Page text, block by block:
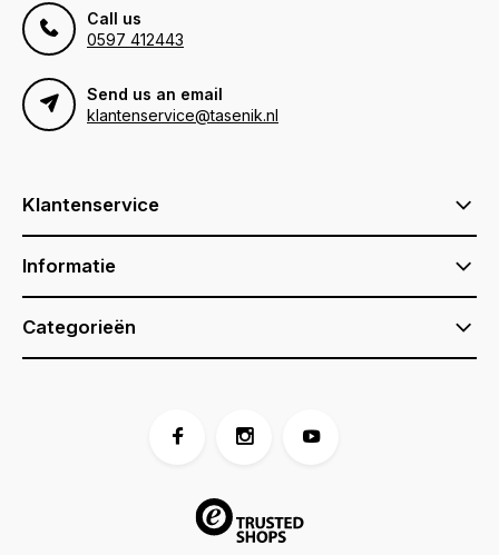
Call us
0597 412443
Send us an email
klantenservice@tasenik.nl
Klantenservice
Informatie
Categorieën